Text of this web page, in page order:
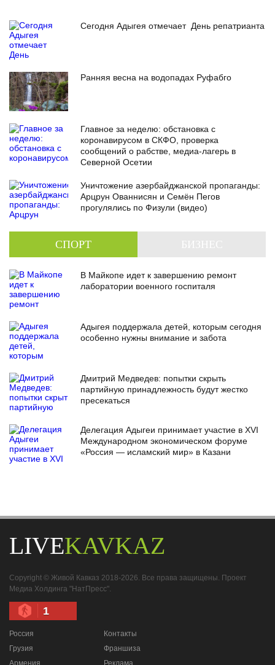
Сегодня Адыгея отмечает День репатрианта
Ранняя весна на водопадах Руфабго
Главное за неделю: обстановка с
коронавирусом в СКФО, проверка
сообщений о рабстве, медиа-лагерь в
Северной Осетии
Уничтожение азербайджанской пропаганды:
Арцрун Ованнисян и Семён Пегов
прогулялись по Физули (видео)
СПОРТ
В Майкопе идет к завершению ремонт
лаборатории военного госпиталя
Адыгея поддержала детей, которым сегодня
особенно нужны внимание и забота
Дмитрий Медведев: попытки скрыть
партийную принадлежность будут жестко
пресекаться
Делегация Адыгеи принимает участие в XVI
Международном экономическом форуме
«Россия — исламский мир» в Казани
LIVEKAVKAZ
Copyright © Живой Кавказ 2018-2026. Все права защищены. Проект
Медиа Холдинга "НатПресс".
1
Россия
Грузия
Армения
Контакты
Франшиза
Реклама